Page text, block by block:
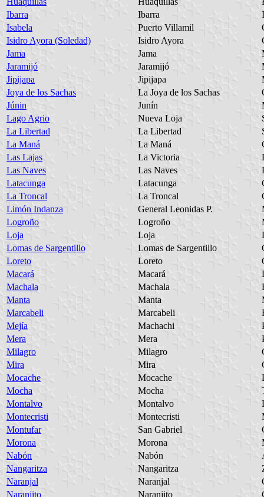
Ibarra
Ibarra
Isabela
Puerto Villamil
Isidro Ayora (Soledad)
Isidro Ayora
Jama
Jama
Jaramijó
Jaramijó
Jipijapa
Jipijapa
Joya de los Sachas
La Joya de los Sachas
Júnin
Junín
Lago Agrio
Nueva Loja
La Libertad
La Libertad
La Maná
La Maná
Las Lajas
La Victoria
Las Naves
Las Naves
Latacunga
Latacunga
La Troncal
La Troncal
Limón Indanza
General Leonidas P.
Logroño
Logroño
Loja
Loja
Lomas de Sargentillo
Lomas de Sargentillo
Loreto
Loreto
Macará
Macará
Machala
Machala
Manta
Manta
Marcabeli
Marcabeli
Mejía
Machachi
Mera
Mera
Milagro
Milagro
Mira
Mira
Mocache
Mocache
Mocha
Mocha
Montalvo
Montalvo
Montecristi
Montecristi
Montufar
San Gabriel
Morona
Morona
Nabón
Nabón
Nangaritza
Nangaritza
Naranjal
Naranjal
Naranjito
Naranjito